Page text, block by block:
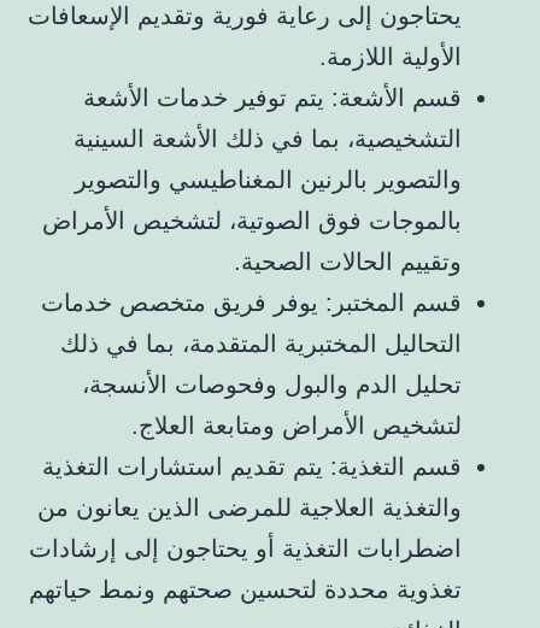
يحتاجون إلى رعاية فورية وتقديم الإسعافات
الأولية اللازمة.
قسم الأشعة: يتم توفير خدمات الأشعة
التشخيصية، بما في ذلك الأشعة السينية
والتصوير بالرنين المغناطيسي والتصوير
بالموجات فوق الصوتية، لتشخيص الأمراض
وتقييم الحالات الصحية.
قسم المختبر: يوفر فريق متخصص خدمات
التحاليل المختبرية المتقدمة، بما في ذلك
تحليل الدم والبول وفحوصات الأنسجة،
لتشخيص الأمراض ومتابعة العلاج.
قسم التغذية: يتم تقديم استشارات التغذية
والتغذية العلاجية للمرضى الذين يعانون من
اضطرابات التغذية أو يحتاجون إلى إرشادات
تغذوية محددة لتحسين صحتهم ونمط حياتهم